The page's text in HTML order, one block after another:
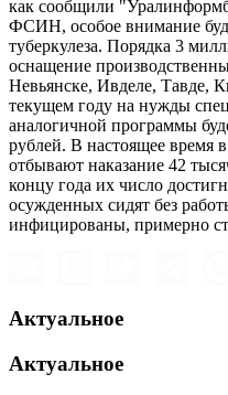
как сообщили
ФСИН, особое внимание
туберкулеза. Порядка 3
оснащение
Невьянске, Ивделе, Тавде,
текущем году на нужды
аналогичной программы
рублей. В настоящее время
отбывают наказание 42
концу года их число
осужденных сидят без
инфицированы, примерно
Актуальное
Актуальное